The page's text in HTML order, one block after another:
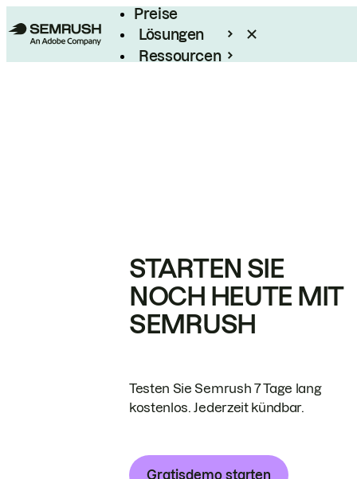
Preise
Lösungen
Ressourcen
STARTEN SIE
NOCH HEUTE MIT
SEMRUSH
Testen Sie Semrush 7 Tage lang
kostenlos. Jederzeit kündbar.
Gratisdemo starten